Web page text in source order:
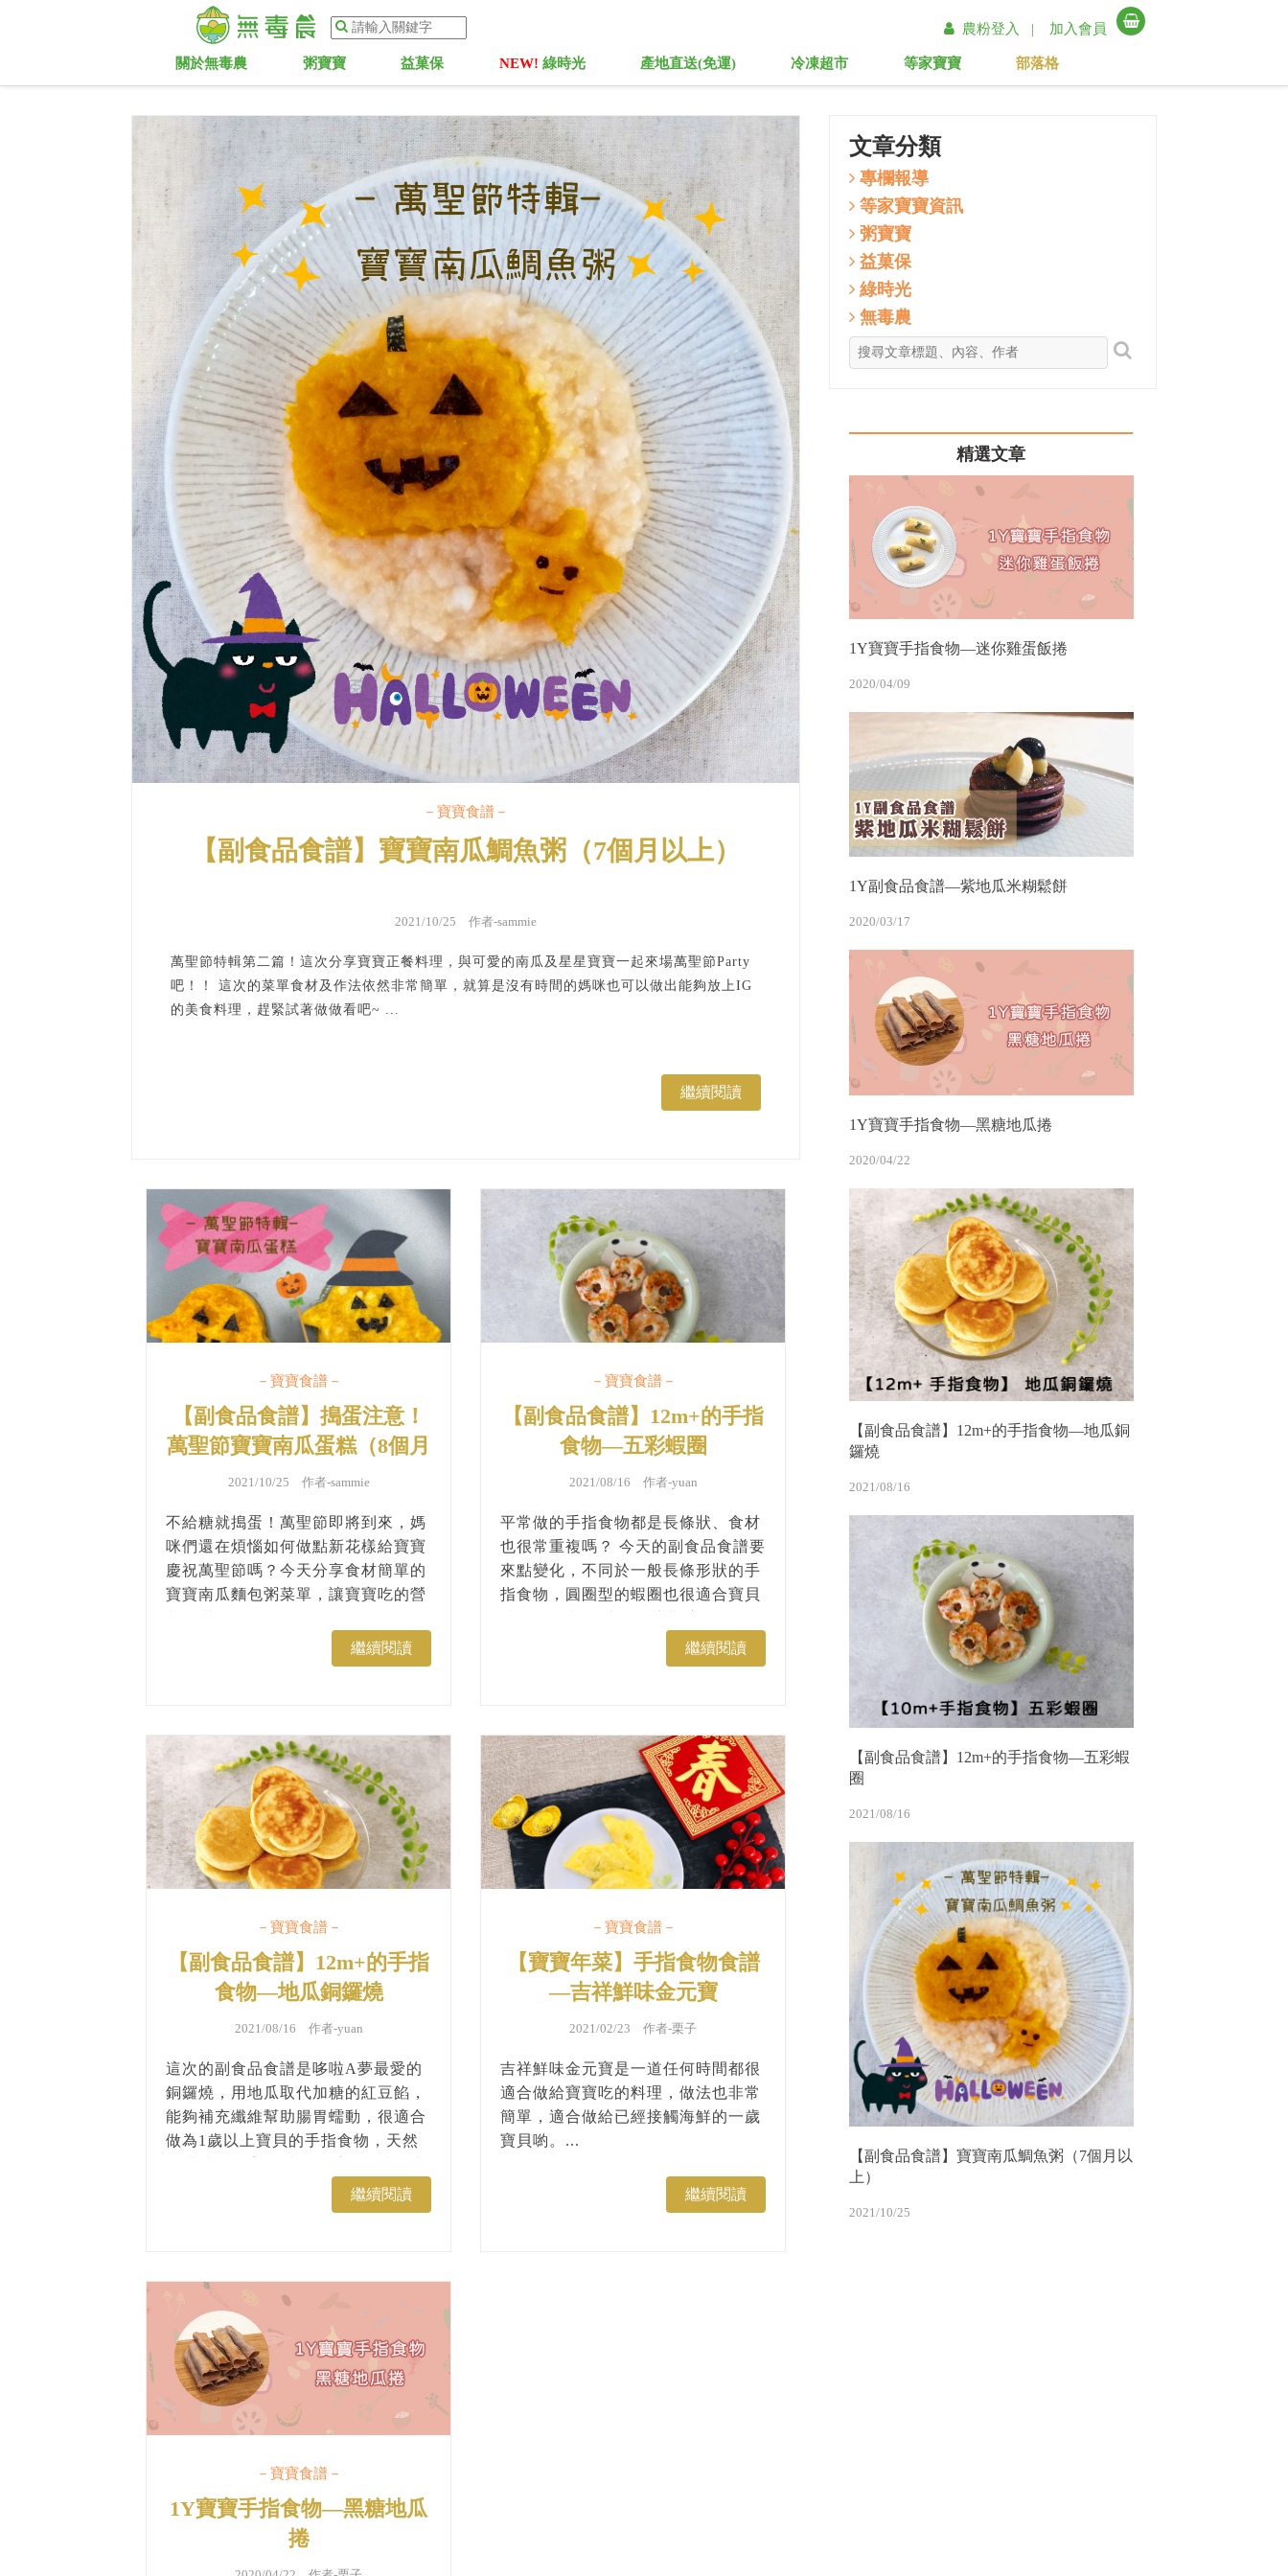
農粉登入 | 加入會員
關於無毒農 粥寶寶 益菓保 NEW! 綠時光 產地直送(免運) 冷凍超市 等家寶寶 部落格
－寶寶食譜－
【副食品食譜】寶寶南瓜鯛魚粥（7個月以上）
2021/10/25 作者-sammie
萬聖節特輯第二篇！這次分享寶寶正餐料理，與可愛的南瓜及星星寶寶一起來場萬聖節Party
吧！！ 這次的菜單食材及作法依然非常簡單，就算是沒有時間的媽咪也可以做出能夠放上IG
的美食料理，趕緊試著做做看吧~ ...
繼續閱讀
－寶寶食譜－
【副食品食譜】搗蛋注意！
萬聖節寶寶南瓜蛋糕（8個月
以上）
2021/10/25 作者-sammie
不給糖就搗蛋！萬聖節即將到來，媽
咪們還在煩惱如何做點新花樣給寶寶
慶祝萬聖節嗎？今天分享食材簡單的
寶寶南瓜麵包粥菜單，讓寶寶吃的營
繼續閱讀
－寶寶食譜－
【副食品食譜】12m+的手指
食物—五彩蝦圈
2021/08/16 作者-yuan
平常做的手指食物都是長條狀、食材
也很常重複嗎？ 今天的副食品食譜要
來點變化，不同於一般長條形狀的手
指食物，圓圈型的蝦圈也很適合寶貝
星，但擺盤出來絕對有5星級的衝擊
美味，跟著以下步驟用蝦子和多色蔬
繼續閱讀
－寶寶食譜－
【副食品食譜】12m+的手指
食物—地瓜銅鑼燒
2021/08/16 作者-yuan
這次的副食品食譜是哆啦A夢最愛的
銅鑼燒，用地瓜取代加糖的紅豆餡，
能夠補充纖維幫助腸胃蠕動，很適合
做為1歲以上寶貝的手指食物，天然
繼續閱讀
－寶寶食譜－
【寶寶年菜】手指食物食譜
—吉祥鮮味金元寶
2021/02/23 作者-栗子
吉祥鮮味金元寶是一道任何時間都很
適合做給寶寶吃的料理，做法也非常
簡單，適合做給已經接觸海鮮的一歲
寶貝喲。...
繼續閱讀
－寶寶食譜－
1Y寶寶手指食物—黑糖地瓜
捲
文章分類
專欄報導
等家寶寶資訊
粥寶寶
益菓保
綠時光
無毒農
精選文章
1Y寶寶手指食物—迷你雞蛋飯捲
2020/04/09
1Y副食品食譜—紫地瓜米糊鬆餅
2020/03/17
1Y寶寶手指食物—黑糖地瓜捲
2020/04/22
【副食品食譜】12m+的手指食物—地瓜銅
鑼燒
2021/08/16
【副食品食譜】12m+的手指食物—五彩蝦
圈
2021/08/16
【副食品食譜】寶寶南瓜鯛魚粥（7個月以
上）
2021/10/25